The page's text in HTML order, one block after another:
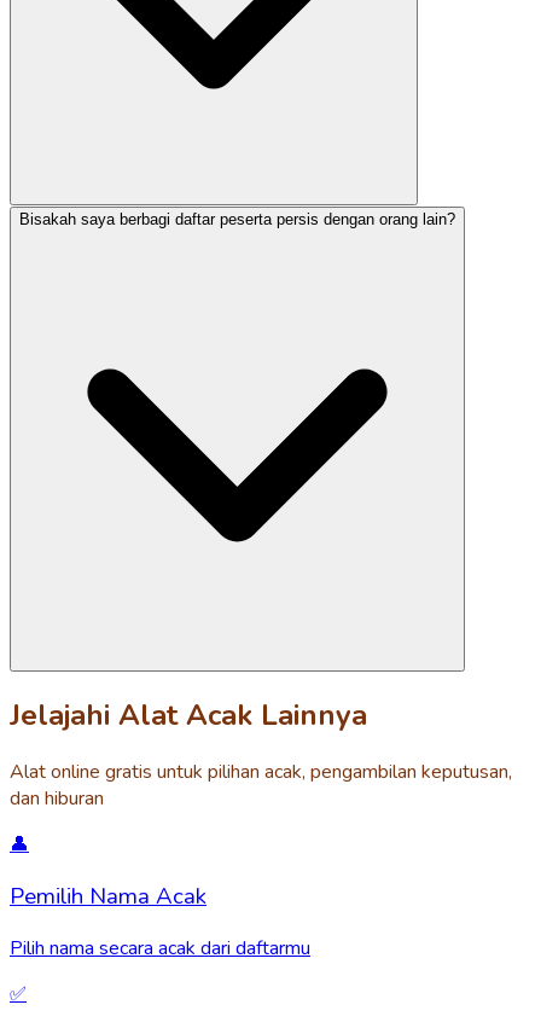
Bisakah saya berbagi daftar peserta persis dengan orang lain?
Jelajahi Alat Acak Lainnya
Alat online gratis untuk pilihan acak, pengambilan keputusan,
dan hiburan
👤
Pemilih Nama Acak
Pilih nama secara acak dari daftarmu
✅